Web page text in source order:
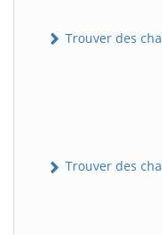
Trouver des
Trouver des